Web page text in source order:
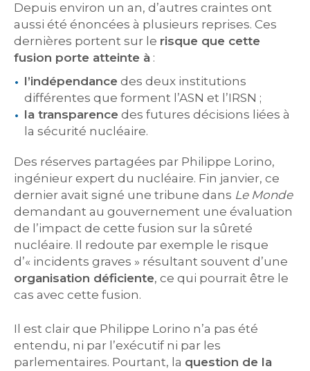
Depuis environ un an, d’autres craintes ont
aussi été énoncées à plusieurs reprises. Ces
dernières portent sur le risque que cette
fusion porte atteinte à :
l’indépendance des deux institutions
différentes que forment l’ASN et l’IRSN ;
la transparence des futures décisions liées à
la sécurité nucléaire.
Des réserves partagées par Philippe Lorino,
ingénieur expert du nucléaire. Fin janvier, ce
dernier avait signé une tribune dans Le Monde
demandant au gouvernement une évaluation
de l’impact de cette fusion sur la sûreté
nucléaire. Il redoute par exemple le risque
d’« incidents graves » résultant souvent d’une
organisation déficiente, ce qui pourrait être le
cas avec cette fusion.
Il est clair que Philippe Lorino n’a pas été
entendu, ni par l’exécutif ni par les
parlementaires. Pourtant, la question de la